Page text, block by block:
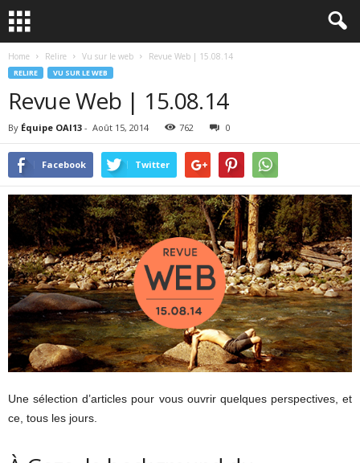
Home Relire Vu sur le web Revue Web | 15.08.14
RELIRE VU SUR LE WEB
Revue Web | 15.08.14
By Équipe OAI13 - Août 15, 2014 762 0
Facebook Twitter
Une sélection d’articles pour vous ouvrir quelques perspectives, et
ce, tous les jours.